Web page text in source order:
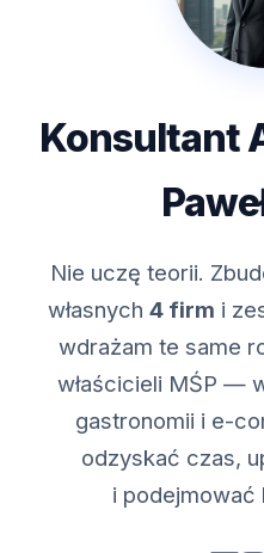
Konsultant
Nie uczę teorii.
własnych 4 firm i
wdrażam te same
właścicieli MŚP —
gastronomii i e-
odzyskać czas,
i podejmować